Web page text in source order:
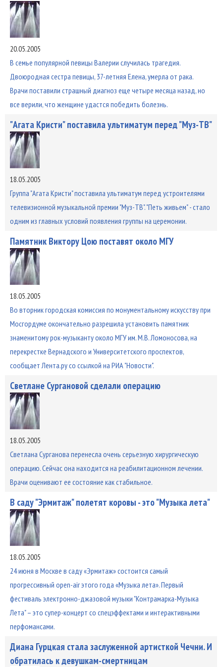
20.05.2005
В семье популярной певицы Валерии случилась трагедия.
Двоюродная сестра певицы, 37-летняя Елена, умерла от рака.
Врачи поставили страшный диагноз еще четыре месяца назад, но
все верили, что женщине удастся победить болезнь.
"Агата Кристи" поставила ультиматум перед "Муз-ТВ"
18.05.2005
Группа "Агата Кристи" поставила ультиматум перед устроителями
телевизионной музыкальной премии "Муз-ТВ". "Петь живьем" - стало
одним из главных условий появления группы на церемонии.
Памятник Виктору Цою поставят около МГУ
18.05.2005
Во вторник городская комиссия по монументальному искусству при
Мосгордуме окончательно разрешила установить памятник
знаменитому рок-музыканту около МГУ им. М.В. Ломоносова, на
перекрестке Вернадского и Университетского проспектов,
сообщает Лента.ру со ссылкой на РИА "Новости".
Светлане Сургановой сделали операцию
18.05.2005
Светлана Сурганова перенесла очень серьезную хирургическую
операцию. Сейчас она находится на реабилитационном лечении.
Врачи оценивают ее состояние как стабильное.
В саду "Эрмитаж" полетят коровы - это "Музыка лета"
18.05.2005
24 июня в Москве в cаду «Эрмитаж» состоится самый
прогрессивный open-air этого года «Музыка лета». Первый
фестиваль электронно-джазовой музыки "Контрамарка-Музыка
Лета" – это супер-концерт со спецэффектами и интерактивными
перфомансами.
Диана Гурцкая стала заслуженной артисткой Чечни. И
обратилась к девушкам-смертницам